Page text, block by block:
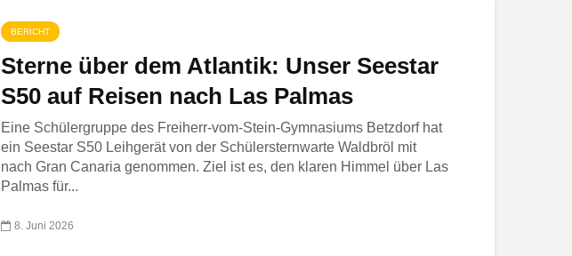
BERICHT
Sterne über dem Atlantik: Unser Seestar
S50 auf Reisen nach Las Palmas
Eine Schülergruppe des Freiherr-vom-Stein-Gymnasiums Betzdorf hat
ein Seestar S50 Leihgerät von der Schülersternwarte Waldbröl mit
nach Gran Canaria genommen. Ziel ist es, den klaren Himmel über Las
Palmas für...
8. Juni 2026